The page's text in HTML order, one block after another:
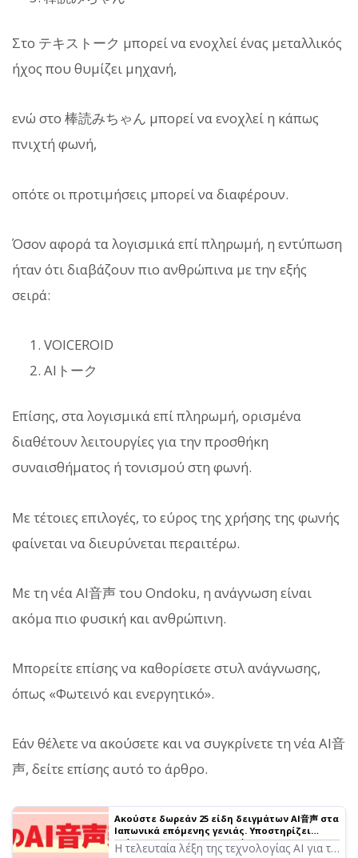
Στο テキストーク μπορεί να ενοχλεί ένας μεταλλικός
ήχος που θυμίζει μηχανή,
ενώ στο 棒読みちゃん μπορεί να ενοχλεί η κάπως
πνιχτή φωνή,
οπότε οι προτιμήσεις μπορεί να διαφέρουν.
Όσον αφορά τα λογισμικά επί πληρωμή, η εντύπωση
ήταν ότι διαβάζουν πιο ανθρώπινα με την εξής
σειρά:
VOICEROID
AIトーク
Επίσης, στα λογισμικά επί πληρωμή, ορισμένα
διαθέτουν λειτουργίες για την προσθήκη
συναισθήματος ή τονισμού στη φωνή.
Με τέτοιες επιλογές, το εύρος της χρήσης της φωνής
φαίνεται να διευρύνεται περαιτέρω.
Με τη νέα AI音声 του Ondoku, η ανάγνωση είναι
ακόμα πιο φυσική και ανθρώπινη.
Μπορείτε επίσης να καθορίσετε στυλ ανάγνωσης,
όπως «Φωτεινό και ενεργητικό».
Εάν θέλετε να ακούσετε και να συγκρίνετε τη νέα AI音
声, δείτε επίσης αυτό το άρθρο.
Ακούστε δωρεάν 25 είδη δειγμάτων AI音声 στα
Ιαπωνικά επόμενης γενιάς. Υποστηρίζει
επίσης πολυγλωσσική ανάγνωση
Η τελευταία λέξη της τεχνολογίας AI για τη